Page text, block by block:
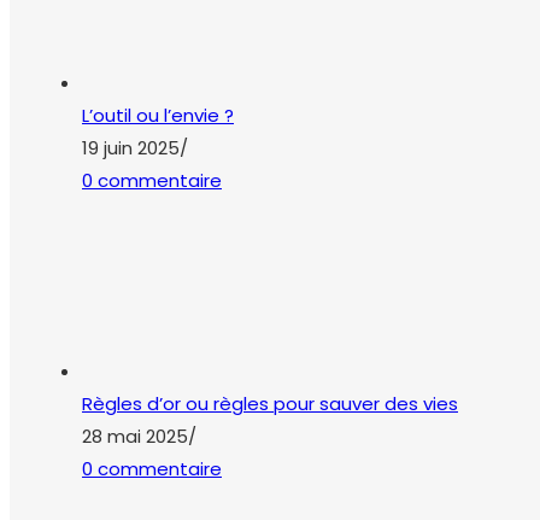
L’outil ou l’envie ?
19 juin 2025/
0 commentaire
accident du travail